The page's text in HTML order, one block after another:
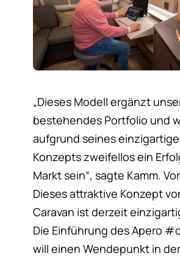
„Dieses Modell ergänzt
bestehendes Portfolio und
aufgrund seines
Konzepts zweifellos ein
Markt sein“, sagte Kamm.
Dieses attraktive Konzept
Caravan ist derzeit
Die Einführung des Apero
will einen Wendepunkt in